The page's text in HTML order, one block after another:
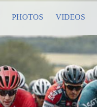
PHOTOS VIDEOS